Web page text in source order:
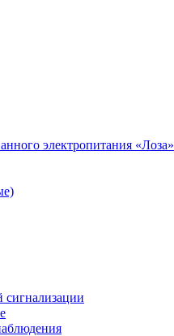
электропитания «Лоза»
сигнализации